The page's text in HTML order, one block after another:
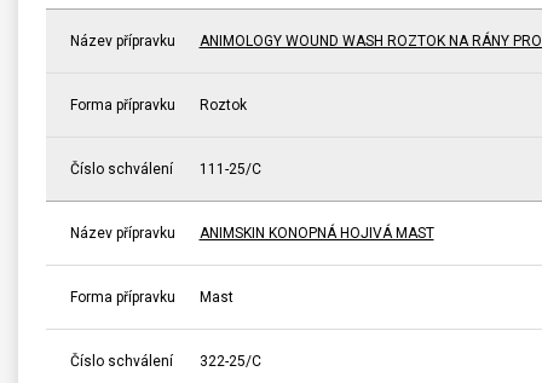
Název přípravku ANIMOLOGY WOUND WASH ROZTOK NA RÁNY
Forma přípravku Roztok
Číslo schválení 111-25/C
Název přípravku ANIMSKIN KONOPNÁ HOJIVÁ MAST
Forma přípravku Mast
Číslo schválení 322-25/C